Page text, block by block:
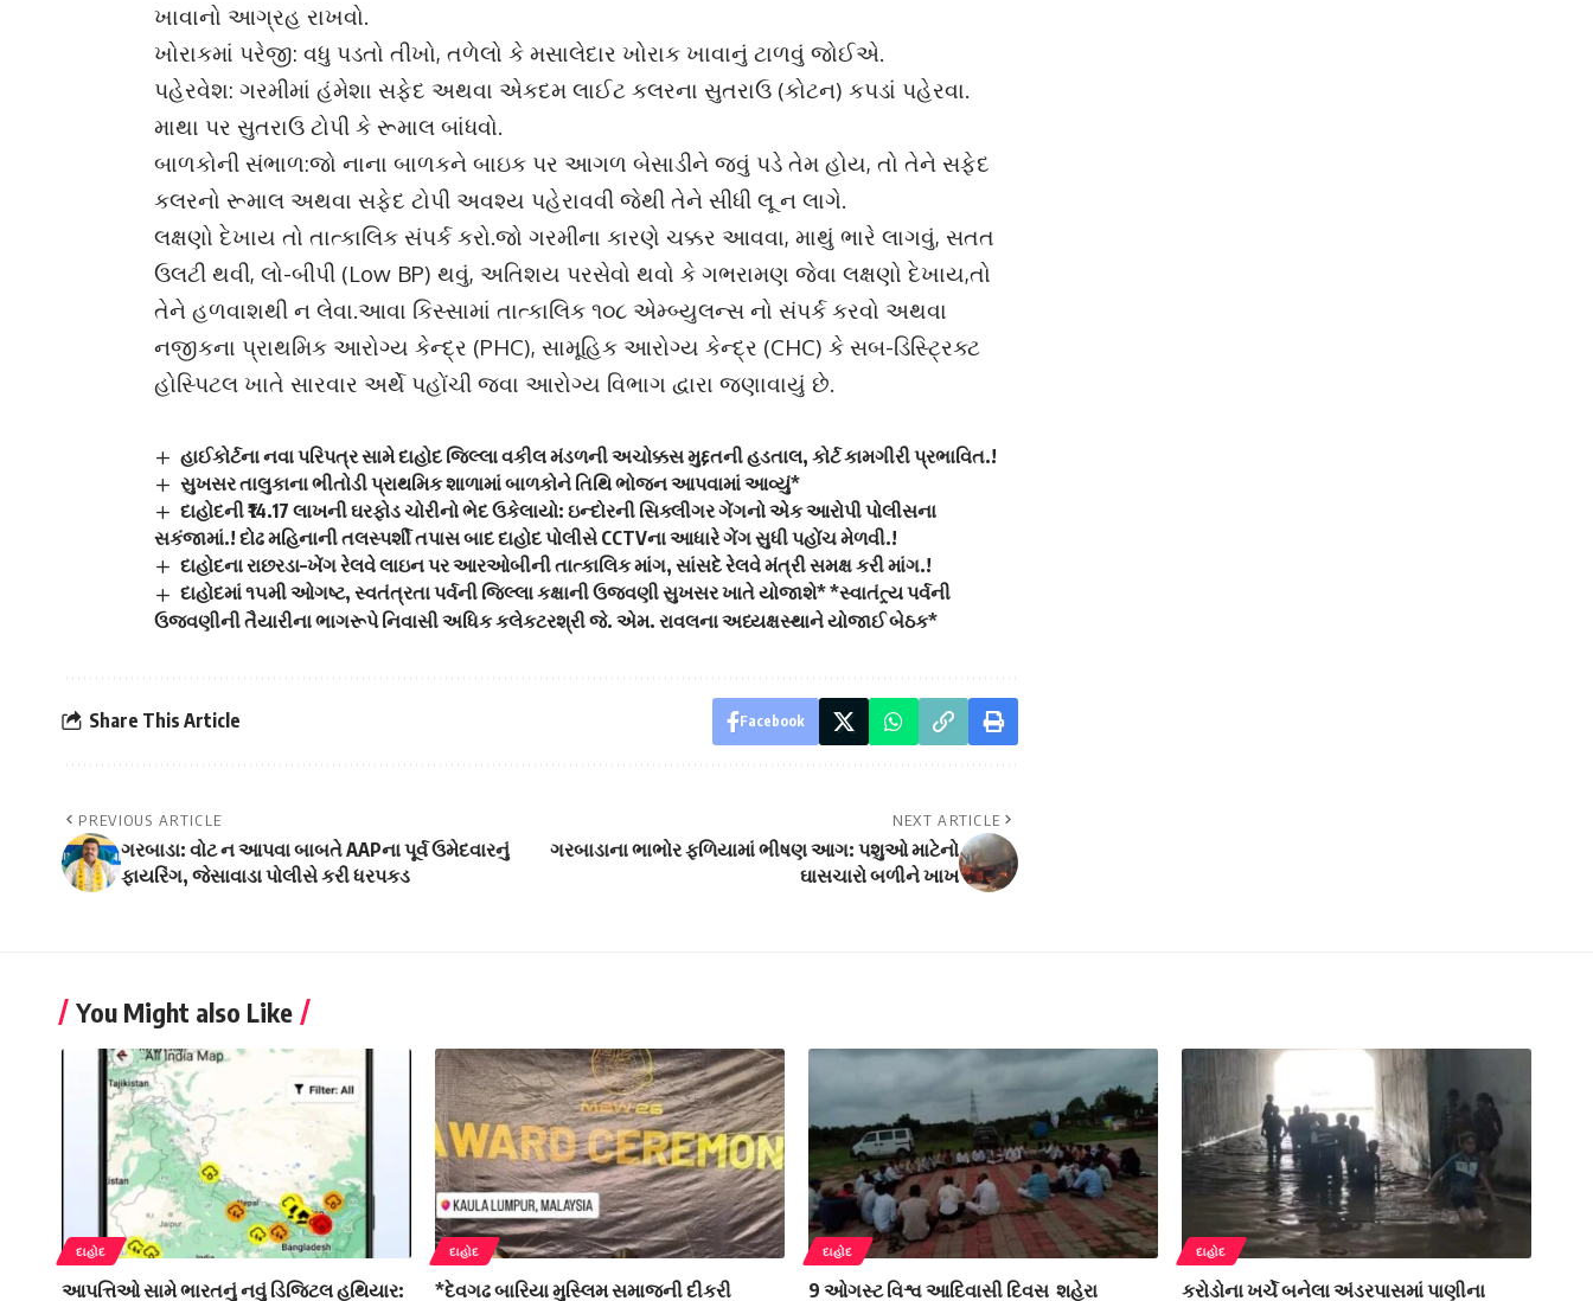
ખાવાનો આગ્રહ રાખવો.
ખોરાકમાં પરેજી: વધુ પડતો તીખો, તળેલો કે મસાલેદાર ખોરાક ખાવાનું ટાળવું જોઈએ.
પહેરવેશ: ગરમીમાં હંમેશા સફેદ અથવા એકદમ લાઈટ કલરના સુતરાઉ (કોટન) કપડાં પહેરવા.
માથા પર સુતરાઉ ટોપી કે રૂમાલ બાંધવો.
બાળકોની સંભાળ:જો નાના બાળકને બાઇક પર આગળ બેસાડીને જવું પડે તેમ હોય, તો તેને સફેદ
કલરનો રૂમાલ અથવા સફેદ ટોપી અવશ્ય પહેરાવવી જેથી તેને સીધી લૂ ન લાગે.
લક્ષણો દેખાય તો તાત્કાલિક સંપર્ક કરો.જો ગરમીના કારણે ચક્કર આવવા, માથું ભારે લાગવું, સતત
ઉલટી થવી, લો-બીપી (Low BP) થવું, અતિશય પરસેવો થવો કે ગભરામણ જેવા લક્ષણો દેખાય,તો
તેને હળવાશથી ન લેવા.આવા કિસ્સામાં તાત્કાલિક ૧૦૮ એમ્બ્યુલન્સ નો સંપર્ક કરવો અથવા
નજીકના પ્રાથમિક આરોગ્ય કેન્દ્ર (PHC), સામૂહિક આરોગ્ય કેન્દ્ર (CHC) કે સબ-ડિસ્ટ્રિક્ટ
હોસ્પિટલ ખાતે સારવાર અર્થે પહોંચી જવા આરોગ્ય વિભાગ દ્વારા જણાવાયું છે.
હાઈકોર્ટના નવા પરિપત્ર સામે દાહોદ જિલ્લા વકીલ મંડળની અચોક્કસ મુદ્દતની હડતાલ, કોર્ટ કામગીરી પ્રભાવિત.!
સુખસર તાલુકાના ભીતોડી પ્રાથમિક શાળામાં બાળકોને તિથિ ભોજન આપવામાં આવ્યું*
દાહોદની ₹14.17 લાખની ઘરફોડ ચોરીનો ભેદ ઉકેલાયો: ઇન્દોરની સિક્લીગર ગેંગનો એક આરોપી પોલીસના
સકંજામાં.! દોઢ મહિનાની તલસ્પર્શી તપાસ બાદ દાહોદ પોલીસે CCTVના આધારે ગેંગ સુધી પહોંચ મેળવી.!
દાહોદના રાછરડા–ખેંગ રેલવે લાઇન પર આરઓબીની તાત્કાલિક માંગ, સાંસદે રેલવે મંત્રી સમક્ષ કરી માંગ.!
દાહોદમાં ૧૫મી ઓગષ્ટ, સ્વતંત્રતા પર્વની જિલ્લા કક્ષાની ઉજવણી સુખસર ખાતે યોજાશે* *સ્વાતંત્ર્ય પર્વની
ઉજવણીની તૈયારીના ભાગરૂપે નિવાસી અધિક કલેકટરશ્રી જે. એમ. રાવલના અધ્યક્ષસ્થાને યોજાઈ બેઠક*
Share This Article Facebook
PREVIOUS ARTICLE
ગરબાડા: વોટ ન આપવા બાબતે AAPના પૂર્વ ઉમેદવારનું
ફાયરિંગ, જેસાવાડા પોલીસે કરી ધરપકડ
NEXT ARTICLE
ગરબાડાના ભાભોર ફળિયામાં ભીષણ આગ: પશુઓ માટેનો
ઘાસચારો બળીને ખાખ
You Might also Like
દાહોદ
આપત્તિઓ સામે ભારતનું નવું ડિજિટલ હથિયાર:
દાહોદ
*દેવગઢ બારિયા મુસ્લિમ સમાજની દીકરી
દાહોદ
9 ઓગસ્ટ વિશ્વ આદિવાસી દિવસ શહેરા
દાહોદ
કરોડોના ખર્ચે બનેલા અંડરપાસમાં પાણીના